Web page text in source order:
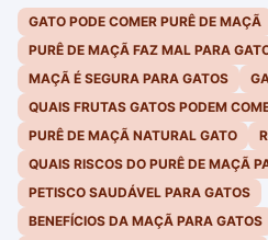
GATO PODE COMER PURÊ DE MAÇÃ
PURÊ DE MAÇÃ FAZ MAL PARA
MAÇÃ É SEGURA PARA GATOS
QUAIS FRUTAS GATOS PODEM
PURÊ DE MAÇÃ NATURAL GATO
QUAIS RISCOS DO PURÊ DE MAÇÃ
PETISCO SAUDÁVEL PARA GATOS
BENEFÍCIOS DA MAÇÃ PARA GATOS